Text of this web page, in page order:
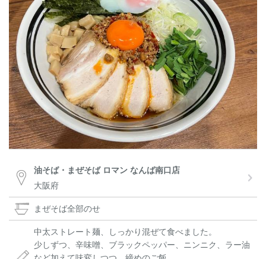
油そば・まぜそば ロマン なんば南口店
大阪府
まぜそば全部のせ
中太ストレート麺、しっかり混ぜて食べました。
少しずつ、辛味噌、ブラックペッパー、ニンニク、ラー油